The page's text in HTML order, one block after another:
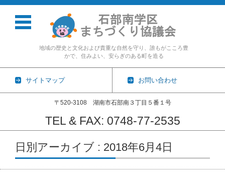
地域の歴史と文化および貴重な自然を守り、誰もがこころ豊
かで、住みよい、安らぎのある町を造る
サイトマップ お問い合わせ
〒520-3108 湖南市石部南３丁目５番１号
TEL & FAX: 0748-77-2535
コンテンツに移動
日別アーカイブ : 2018年6月4日